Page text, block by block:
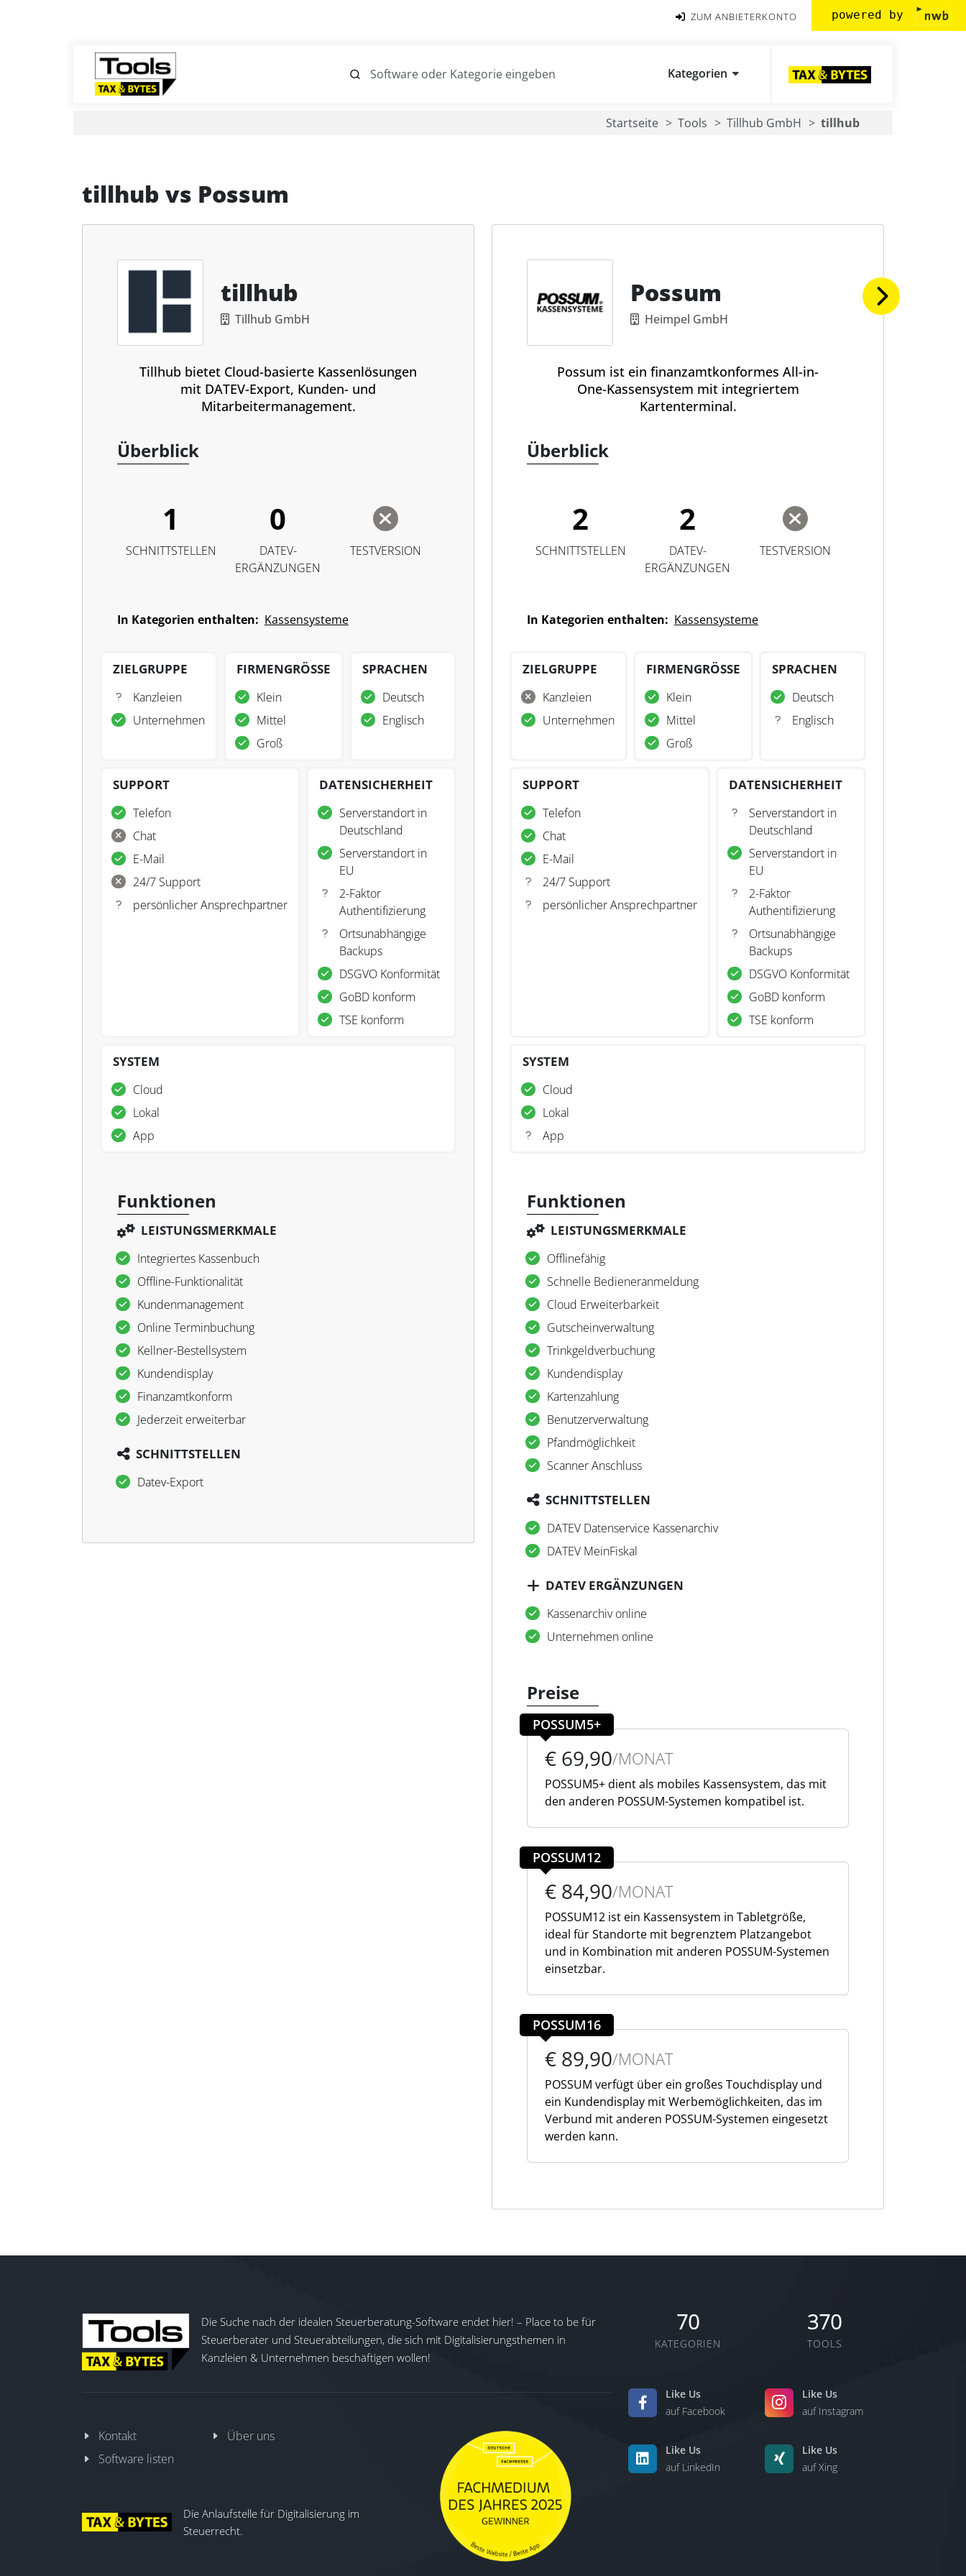
ZUM ANBIETERKONTO powered by
Kategorien
Startseite Tools Tillhub GmbH tillhub
tillhub vs Possum
tillhub
Tillhub GmbH
Tillhub bietet Cloud-basierte Kassenlösungen
mit DATEV-Export, Kunden- und
Mitarbeitermanagement.
Überblick
1
SCHNITTSTELLEN
0
DATEV-
ERGÄNZUNGEN
TESTVERSION
In Kategorien enthalten: Kassensysteme
ZIELGRUPPE
Kanzleien
Unternehmen
FIRMENGRÖSSE
Klein
Mittel
Groß
SPRACHEN
Deutsch
Englisch
SUPPORT
Telefon
Chat
E-Mail
24/7 Support
persönlicher Ansprechpartner
DATENSICHERHEIT
Serverstandort in
Deutschland
Serverstandort in
EU
2-Faktor
Authentifizierung
Ortsunabhängige
Backups
DSGVO Konformität
GoBD konform
TSE konform
SYSTEM
Cloud
Lokal
App
Funktionen
LEISTUNGSMERKMALE
Integriertes Kassenbuch
Offline-Funktionalität
Kundenmanagement
Online Terminbuchung
Kellner-Bestellsystem
Kundendisplay
Finanzamtkonform
Jederzeit erweiterbar
SCHNITTSTELLEN
Datev-Export
Possum
Heimpel GmbH
Possum ist ein finanzamtkonformes All-in-
One-Kassensystem mit integriertem
Kartenterminal.
Überblick
2
SCHNITTSTELLEN
2
DATEV-
ERGÄNZUNGEN
TESTVERSION
In Kategorien enthalten: Kassensysteme
ZIELGRUPPE
Kanzleien
Unternehmen
FIRMENGRÖSSE
Klein
Mittel
Groß
SPRACHEN
Deutsch
Englisch
SUPPORT
Telefon
Chat
E-Mail
24/7 Support
persönlicher Ansprechpartner
DATENSICHERHEIT
Serverstandort in
Deutschland
Serverstandort in
EU
2-Faktor
Authentifizierung
Ortsunabhängige
Backups
DSGVO Konformität
GoBD konform
TSE konform
SYSTEM
Cloud
Lokal
App
Funktionen
LEISTUNGSMERKMALE
Offlinefähig
Schnelle Bedieneranmeldung
Cloud Erweiterbarkeit
Gutscheinverwaltung
Trinkgeldverbuchung
Kundendisplay
Kartenzahlung
Benutzerverwaltung
Pfandmöglichkeit
Scanner Anschluss
SCHNITTSTELLEN
DATEV Datenservice Kassenarchiv
DATEV MeinFiskal
DATEV ERGÄNZUNGEN
Kassenarchiv online
Unternehmen online
Preise
POSSUM5+
€ 69,90/MONAT
POSSUM5+ dient als mobiles Kassensystem, das mit
den anderen POSSUM-Systemen kompatibel ist.
POSSUM12
€ 84,90/MONAT
POSSUM12 ist ein Kassensystem in Tabletgröße,
ideal für Standorte mit begrenztem Platzangebot
und in Kombination mit anderen POSSUM-Systemen
einsetzbar.
POSSUM16
€ 89,90/MONAT
POSSUM verfügt über ein großes Touchdisplay und
ein Kundendisplay mit Werbemöglichkeiten, das im
Verbund mit anderen POSSUM-Systemen eingesetzt
werden kann.
Die Suche nach der idealen Steuerberatung-Software endet hier! – Place to be für
Steuerberater und Steuerabteilungen, die sich mit Digitalisierungsthemen in
Kanzleien & Unternehmen beschäftigen wollen!
Kontakt
Über uns
Software listen
Die Anlaufstelle für Digitalisierung im
Steuerrecht.
70
KATEGORIEN
370
TOOLS
Like Us
auf Facebook
Like Us
auf Instagram
Like Us
auf LinkedIn
Like Us
auf Xing